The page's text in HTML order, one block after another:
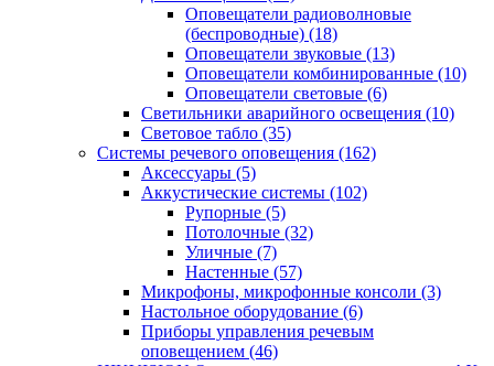
Оповещатели радиоволновые
(беспроводные) (18)
Оповещатели звуковые (13)
Оповещатели комбинированные (10)
Оповещатели световые (6)
Светильники аварийного освещения (10)
Световое табло (35)
Системы речевого оповещения (162)
Аксессуары (5)
Аккустические системы (102)
Рупорные (5)
Потолочные (32)
Уличные (7)
Настенные (57)
Микрофоны, микрофонные консоли (3)
Настольное оборудование (6)
Приборы управления речевым
оповещением (46)